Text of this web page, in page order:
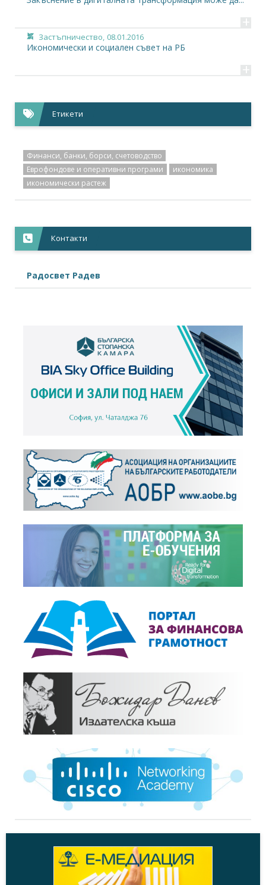
+
Застъпничество, 08.01.2016
Икономически и социален съвет на РБ
+
Етикети
Финанси, банки, борси, счетоводство
Еврофондове и оперативни програми
икономика
икономически растеж
Контакти
Радосвет Радев